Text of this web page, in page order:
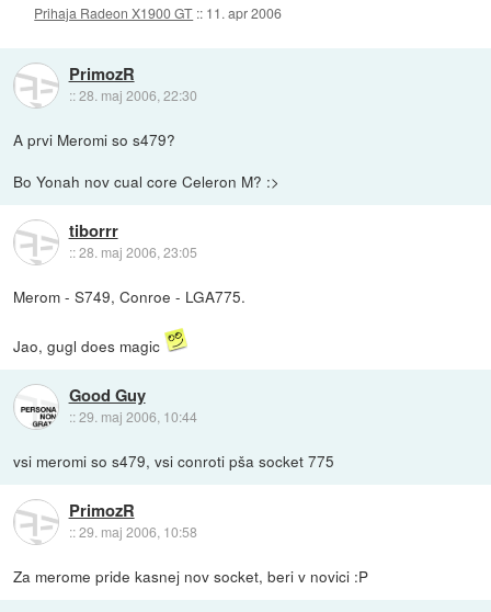
Prihaja Radeon X1900 GT :: 11. apr 2006
PrimozR
::28. maj 2006, 22:30
A prvi Meromi so s479?
Bo Yonah nov cual core Celeron M? :>
tiborrr
::28. maj 2006, 23:05
Merom - S749, Conroe - LGA775.
Jao, gugl does magic
Good Guy
::29. maj 2006, 10:44
vsi meromi so s479, vsi conroti pša socket 775
PrimozR
::29. maj 2006, 10:58
Za merome pride kasnej nov socket, beri v novici :P